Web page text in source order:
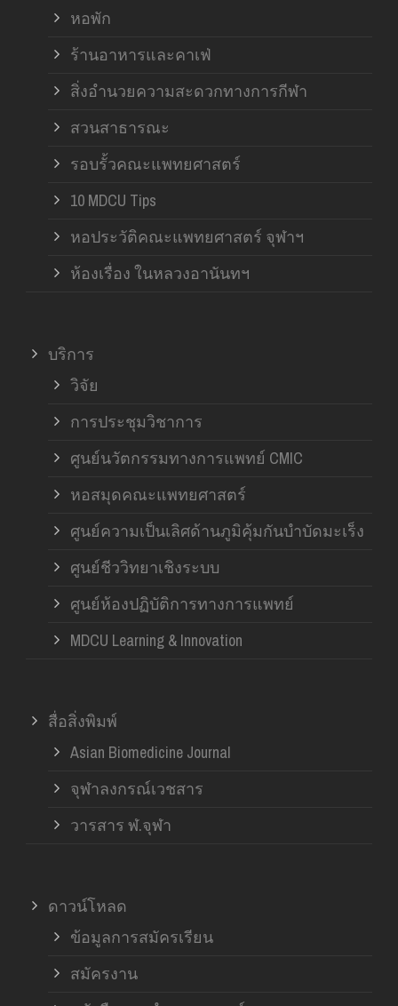
หอพัก
ร้านอาหารและคาเฟ่
สิ่งอำนวยความสะดวกทางการกีฬา
สวนสาธารณะ
รอบรั้วคณะแพทยศาสตร์
10 MDCU Tips
หอประวัติคณะแพทยศาสตร์ จุฬาฯ
ห้องเรื่อง ในหลวงอานันทฯ
บริการ
วิจัย
การประชุมวิชาการ
ศูนย์นวัตกรรมทางการแพทย์ CMIC
หอสมุดคณะแพทยศาสตร์
ศูนย์ความเป็นเลิศด้านภูมิคุ้มกันบำบัดมะเร็ง
ศูนย์ชีววิทยาเชิงระบบ
ศูนย์ห้องปฏิบัติการทางการแพทย์
MDCU Learning & Innovation
สื่อสิ่งพิมพ์
Asian Biomedicine Journal
จุฬาลงกรณ์เวชสาร
วารสาร ฬ.จุฬา
ดาวน์โหลด
ข้อมูลการสมัครเรียน
สมัครงาน